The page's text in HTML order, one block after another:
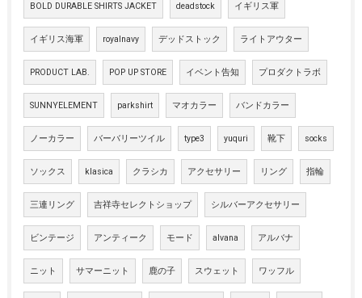
BOLD DURABLE SHIRTS JACKET deadstock イギリス軍
イギリス海軍 royalnavy デッドストック ライトアウター
PRODUCT LAB. POP UP STORE イベント告知 プロダクトラボ
SUNNYELEMENT parkshirt マオカラー バンドカラー
ノーカラー バーバリーツイル type3 yuquri 靴下 socks
ソックス klasica クラシカ アクセサリー リング 指輪
三連リング 吉祥寺セレクトショップ シルバーアクセサリー
ビンテージ アンティーク モード alvana アルバナ
ニット サマーニット 鹿の子 スウェット ワッフル